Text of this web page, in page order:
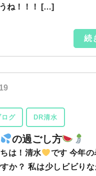
ね！！！ […]
続
ログ DR清水
の過ごし方
は！清水 です 今年の
か？ 私は少しビビり